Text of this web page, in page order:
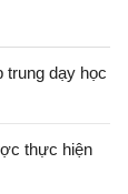
trung dạy học
thực hiện